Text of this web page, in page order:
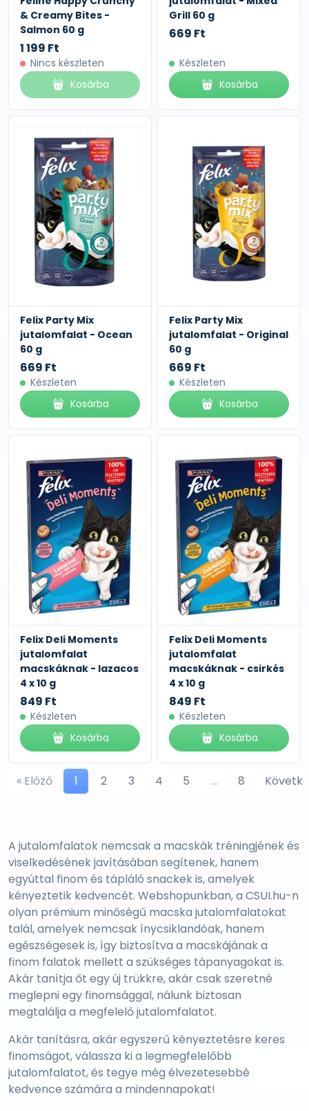
& Creamy Bites -
Salmon 60 g
1 199 Ft
Nincs készleten
Kosárba
Grill 60 g
669 Ft
Készleten
Kosárba
Felix Party Mix
jutalomfalat - Ocean
60 g
669 Ft
Készleten
Kosárba
Felix Party Mix
jutalomfalat - Original
60 g
669 Ft
Készleten
Kosárba
Felix Deli Moments
jutalomfalat
macskáknak - lazacos
4 x 10 g
849 Ft
Készleten
Kosárba
Felix Deli Moments
jutalomfalat
macskáknak - csirkés
4 x 10 g
849 Ft
Készleten
Kosárba
« Előző 1 2 3 4 5 … 8
A jutalomfalatok nemcsak a macskák tréningjének és
viselkedésének javításában segítenek, hanem
egyúttal finom és tápláló snackek is, amelyek
kényeztetik kedvencét. Webshopunkban, a CSUI.hu-n
olyan prémium minőségű macska jutalomfalatokat
talál, amelyek nemcsak ínycsiklandóak, hanem
egészségesek is, így biztosítva a macskájának a
finom falatok mellett a szükséges tápanyagokat is.
Akár tanítja őt egy új trükkre, akár csak szeretné
meglepni egy finomsággal, nálunk biztosan
megtalálja a megfelelő jutalomfalatot.
Akár tanításra, akár egyszerű kényeztetésre keres
finomságot, válassza ki a legmegfelelőbb
jutalomfalatot, és tegye még élvezetesebbé
kedvence számára a mindennapokat!